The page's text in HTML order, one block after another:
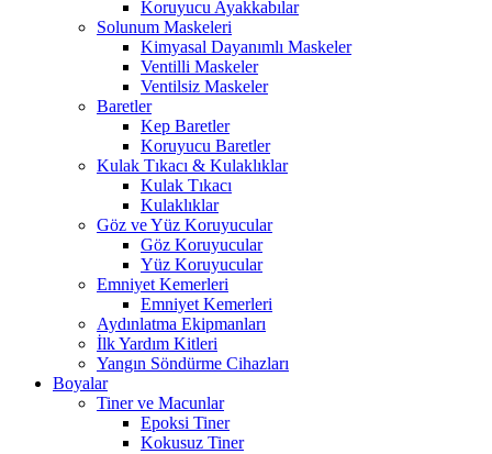
Koruyucu Ayakkabılar
Solunum Maskeleri
Kimyasal Dayanımlı Maskeler
Ventilli Maskeler
Ventilsiz Maskeler
Baretler
Kep Baretler
Koruyucu Baretler
Kulak Tıkacı & Kulaklıklar
Kulak Tıkacı
Kulaklıklar
Göz ve Yüz Koruyucular
Göz Koruyucular
Yüz Koruyucular
Emniyet Kemerleri
Emniyet Kemerleri
Aydınlatma Ekipmanları
İlk Yardım Kitleri
Yangın Söndürme Cihazları
Boyalar
Tiner ve Macunlar
Epoksi Tiner
Kokusuz Tiner